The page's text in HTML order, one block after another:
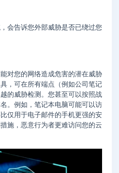
会告诉您外部威胁是否已绕过您
对您的网络造成危害的潜在威胁
，可在所有端点（例如公司笔记
的威胁检测。您甚至可以按照战
。例如，笔记本电脑可能可以访
仅用于电子邮件的手机更强的安
施，恶意行为者更难访问您的云